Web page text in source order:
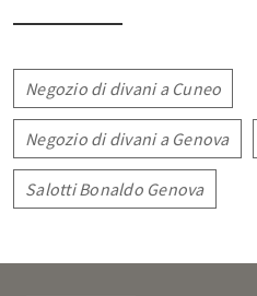
Negozio di divani a Cuneo
Negozio di divani a Genova
Salotti Bonaldo Genova